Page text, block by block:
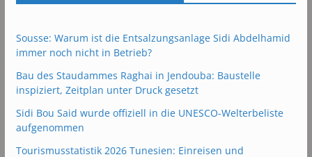
Sousse: Warum ist die Entsalzungsanlage Sidi Abdelhamid
immer noch nicht in Betrieb?
Bau des Staudammes Raghai in Jendouba: Baustelle
inspiziert, Zeitplan unter Druck gesetzt
Sidi Bou Said wurde offiziell in die UNESCO-Welterbeliste
aufgenommen
Tourismusstatistik 2026 Tunesien: Einreisen und